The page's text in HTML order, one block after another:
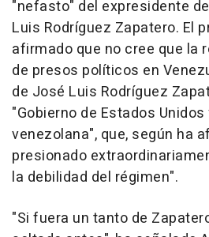
"nefasto" del expresidente
Luis Rodríguez Zapatero. El
afirmado que no cree que la
de presos políticos en
de José Luis Rodríguez
"Gobierno de Estados
venezolana", que, según ha
presionado
la debilidad del régimen".
"Si fuera un tanto de